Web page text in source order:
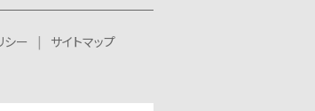
シー
サイトマップ